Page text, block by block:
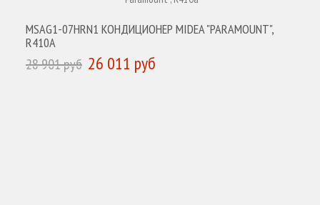
MSAG1-07HRN1 КОНДИЦИОНЕР MIDEA "PARAMOUNT",
R410A
28 901 руб 26 011 руб